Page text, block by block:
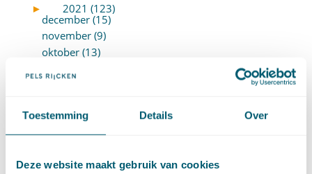
Toestemming Details Over
Deze website maakt gebruik van cookies
►
2021 (123)
december (15)
november (9)
oktober (13)
augustus (7)
juni (14)
mei (6)
maart (14)